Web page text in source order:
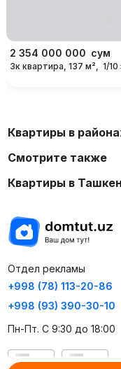
2 354 000 000 сум
3к квартира, 137 м², 1/10
Квартиры в
Смотрите также
Квартиры в
Отдел рекламы
+998 (78) 113-20-86
+998 (93) 390-30-10
Пн-Пт. С 9:30 до 18:00
RU UZ